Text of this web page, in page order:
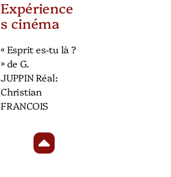
Expérience
s cinéma
« Esprit es-tu là ?
» de G.
JUPPIN Réal:
Christian
FRANCOIS